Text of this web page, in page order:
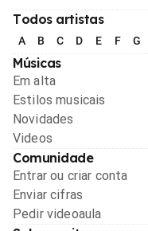
Todos artistas
A B C D E F G
Músicas
Em alta
Estilos musicais
Novidades
Videos
Comunidade
Entrar ou criar conta
Enviar cifras
Pedir videoaula